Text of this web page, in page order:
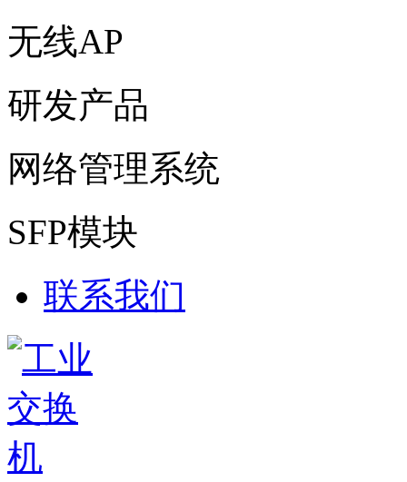
无线AP
研发产品
网络管理系统
SFP模块
联系我们